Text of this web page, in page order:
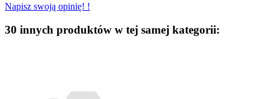
Napisz swoją opinię! !
30 innych produktów w tej samej kategorii: